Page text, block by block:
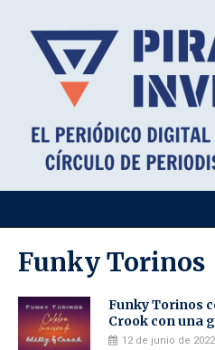
Funky Torinos
Funky Torinos
Crook con una
12 de junio de 2022